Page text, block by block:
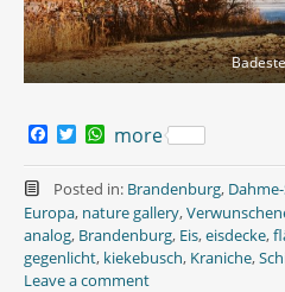
c
e
b
o
o
k
T
i
t
t
e
r
W
a
t
s
A
p
p
more
Posted in: Brandenburg,
Europa, nature gallery,
analog, Brandenburg, Eis,eisdecke,
gegenlicht, kiekebusch, Kraniche,
Leave a comment